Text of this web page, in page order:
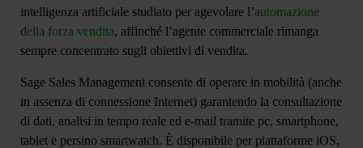
intelligenza artificiale studiato per agevolare l’automazione
della forza vendita, affinché l’agente commerciale rimanga
sempre concentrato sugli obiettivi di vendita.
Sage Sales Management consente di operare in mobilità (anche
in assenza di connessione Internet) garantendo la consultazione
di dati, analisi in tempo reale ed e-mail tramite pc, smartphone,
tablet e persino smartwatch. È disponibile per piattaforme iOS,